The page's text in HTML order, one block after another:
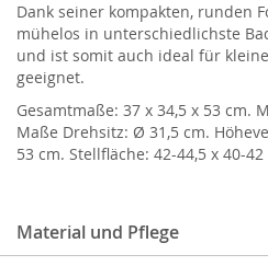
Material und Pflege
Dank seiner kompakten, runden
mühelos in unterschiedlichste
und ist somit auch ideal für
geeignet.
Gesamtmaße: 37 x 34,5 x 53 cm.
Maße Drehsitz: Ø 31,5 cm.
53 cm. Stellfläche: 42-44,5 x 40-